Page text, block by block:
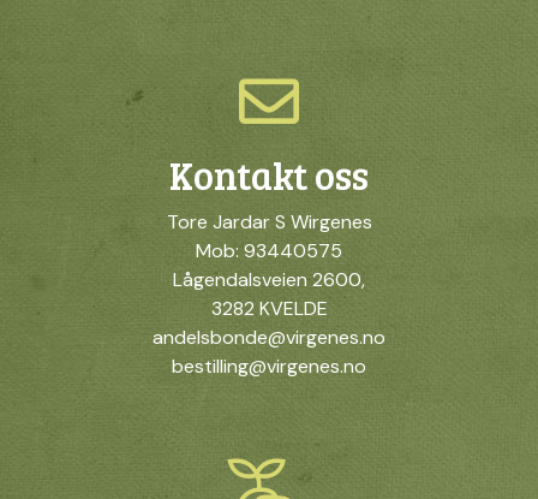
Kontakt oss
Tore Jardar S Wirgenes
Mob: 93440575
Lågendalsveien 2600,
3282 KVELDE
andelsbonde@virgenes.no
bestilling@virgenes.no